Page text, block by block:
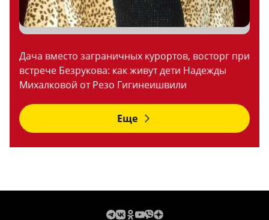
Дача вместо заграничных курортов, восторг при
встрече Безрукова: как живут дети Надежды
Михалковой от Резо Гигинеишвили
Еще